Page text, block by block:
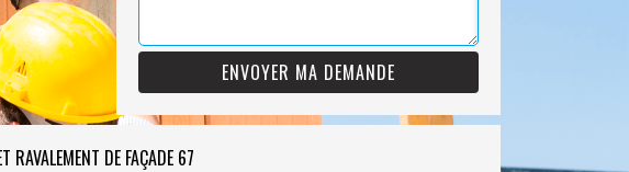
RAVALEMENT DE FAÇADE 67